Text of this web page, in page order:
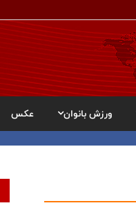
ورزش بانوان عکس